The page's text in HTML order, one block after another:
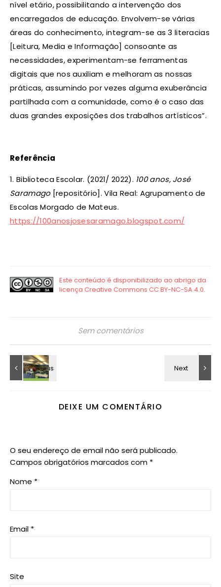
nível etário, possibilitando a intervenção dos
encarregados de educação. Envolvem-se várias
áreas do conhecimento, integram-se as 3 literacias
[Leitura, Media e Informação] consoante as
necessidades, experimentam-se ferramentas
digitais que nos auxiliam e melhoram as nossas
práticas, assumindo por vezes alguma exuberância
partilhada com a comunidade, como é o caso das
duas grandes exposições dos trabalhos artísticos”.
Referência
1. Biblioteca Escolar. (2021/ 2022). 100 anos, José
Saramago [repositório]. Vila Real: Agrupamento de
Escolas Morgado de Mateus.
https://100anosjosesaramago.blogspot.com/
Sem comentários
DEIXE UM COMENTÁRIO
O seu endereço de email não será publicado.
Campos obrigatórios marcados com *
Nome *
Email *
Site